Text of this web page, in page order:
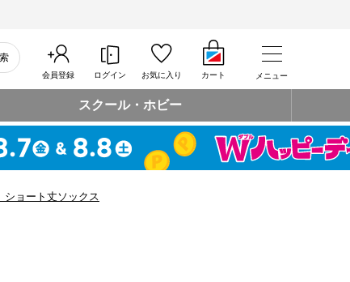
会員登録 ログイン お気に入り カート メニュー
スクール・ホビー
ョート丈ソックス